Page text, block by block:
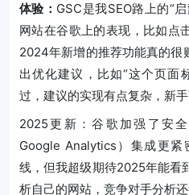
体验： GSC是我SEO路上的“
网站在谷歌上的表现，比如点
2024年新增的推荐功能真的很
出优化建议，比如“这个页面
过，建议的实现有点复杂，新手
2025更新：谷歌加强了安
Google Analytics）集成更
线，但我超级期待2025年能看
析自己的网站，竞争对手分析还